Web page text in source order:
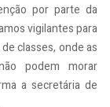
por parte da
vigilantes para
classes, onde as
podem morar
a secretária de